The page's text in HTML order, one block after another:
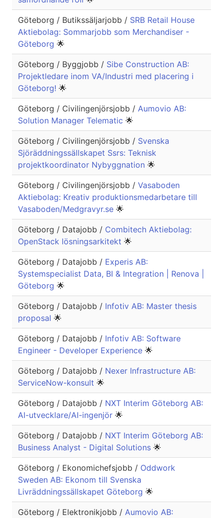
Göteborg / Butikssäljarjobb / SRB Retail House
Aktiebolag: Sommarjobb som Merchandiser -
Göteborg 🌟
Göteborg / Byggjobb / Sibe Construction AB:
Projektledare inom VA/Industri med placering i
Göteborg! 🌟
Göteborg / Civilingenjörsjobb / Aumovio AB:
Solution Manager Telematic 🌟
Göteborg / Civilingenjörsjobb / Svenska
Sjöräddningssällskapet Ssrs: Teknisk
projektkoordinator Nybyggnation 🌟
Göteborg / Civilingenjörsjobb / Vasaboden
Aktiebolag: Kreativ produktionsmedarbetare till
Vasaboden/Medgravyr.se 🌟
Göteborg / Datajobb / Combitech Aktiebolag:
OpenStack lösningsarkitekt 🌟
Göteborg / Datajobb / Experis AB:
Systemspecialist Data, BI & Integration | Renova |
Göteborg 🌟
Göteborg / Datajobb / Infotiv AB: Master thesis
proposal 🌟
Göteborg / Datajobb / Infotiv AB: Software
Engineer - Developer Experience 🌟
Göteborg / Datajobb / Nexer Infrastructure AB:
ServiceNow-konsult 🌟
Göteborg / Datajobb / NXT Interim Göteborg AB:
AI-utvecklare/AI-ingenjör 🌟
Göteborg / Datajobb / NXT Interim Göteborg AB:
Business Analyst - Digital Solutions 🌟
Göteborg / Ekonomichefsjobb / Oddwork
Sweden AB: Ekonom till Svenska
Livräddningssällskapet Göteborg 🌟
Göteborg / Elektronikjobb / Aumovio AB: